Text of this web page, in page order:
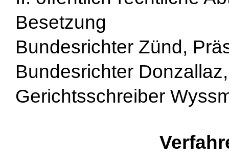
Besetzung
Bundesrichter Zünd,
Bundesrichter
Gerichtsschreiber